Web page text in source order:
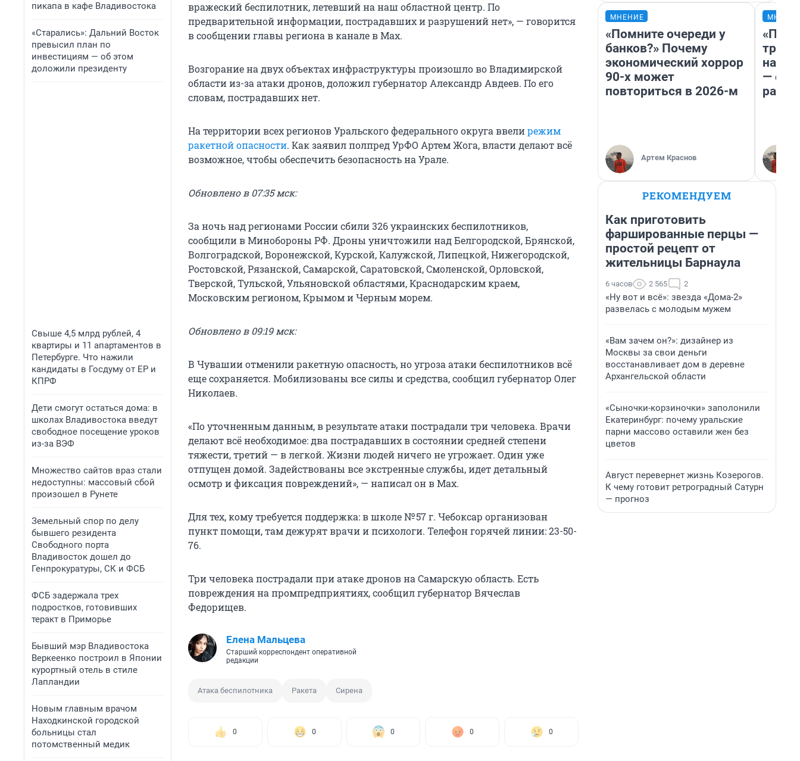
пикапа в кафе Владивостока
«Старались»: Дальний Восток
превысил план по
инвестициям — об этом
доложили президенту
Свыше 4,5 млрд рублей, 4
квартиры и 11 апартаментов в
Петербурге. Что нажили
кандидаты в Госдуму от ЕР и
КПРФ
Дети смогут остаться дома: в
школах Владивостока введут
свободное посещение уроков
из-за ВЭФ
Множество сайтов враз стали
недоступны: массовый сбой
произошел в Рунете
Земельный спор по делу
бывшего резидента
Свободного порта
Владивосток дошел до
Генпрокуратуры, СК и ФСБ
ФСБ задержала трех
подростков, готовивших
теракт в Приморье
Бывший мэр Владивостока
Веркеенко построил в Японии
курортный отель в стиле
Лапландии
Новым главным врачом
Находкинской городской
больницы стал
потомственный медик
вражеский беспилотник, летевший на наш областной центр. По
предварительной информации, пострадавших и разрушений нет», — говорится
в сообщении главы региона в канале в Max.
Возгорание на двух объектах инфраструктуры произошло во Владимирской
области из-за атаки дронов, доложил губернатор Александр Авдеев. По его
словам, пострадавших нет.
На территории всех регионов Уральского федерального округа ввелирежим
ракетной опасности. Как заявил полпред УрФО Артем Жога, власти делают всё
возможное, чтобы обеспечить безопасность на Урале.
Обновлено в 07:35 мск:
За ночь над регионами России сбили 326 украинских беспилотников,
сообщили в Минобороны РФ. Дроны уничтожили над Белгородской, Брянской,
Волгоградской, Воронежской, Курской, Калужской, Липецкой, Нижегородской,
Ростовской, Рязанской, Самарской, Саратовской, Смоленской, Орловской,
Тверской, Тульской, Ульяновской областями, Краснодарским краем,
Московским регионом, Крымом и Черным морем.
Обновлено в 09:19 мск:
В Чувашии отменили ракетную опасность, но угроза атаки беспилотников всё
еще сохраняется. Мобилизованы все силы и средства, сообщил губернатор Олег
Николаев.
«По уточненным данным, в результате атаки пострадали три человека. Врачи
делают всё необходимое: два пострадавших в состоянии средней степени
тяжести, третий — в легкой. Жизни людей ничего не угрожает. Один уже
отпущен домой. Задействованы все экстренные службы, идет детальный
осмотр и фиксация повреждений», — написал он в Max.
Для тех, кому требуется поддержка: в школе № 57 г. Чебоксар организован
пункт помощи, там дежурят врачи и психологи. Телефон горячей линии: 23-50-
76.
Три человека пострадали при атаке дронов на Самарскую область. Есть
повреждения на промпредприятиях, сообщил губернатор Вячеслав
Федорищев.
Елена Мальцева
Старший корреспондент оперативной
редакции
Атака беспилотника Ракета Сирена
0 0 0 0 0
МНЕНИЕ
«Помните очереди у
банков?» Почему
экономический хоррор
90-х может
повториться в 2026-м
Артем Краснов
на
— об
РЕКОМЕНДУЕМ
Как приготовить
фаршированные перцы —
простой рецепт от
жительницы Барнаула
6 часов 2 565 2
«Ну вот и всё»: звезда «Дома-2»
развелась с молодым мужем
«Вам зачем он?»: дизайнер из
Москвы за свои деньги
восстанавливает дом в деревне
Архангельской области
«Сыночки-корзиночки» заполонили
Екатеринбург: почему уральские
парни массово оставили жен без
цветов
Август перевернет жизнь Козерогов.
К чему готовит ретроградный Сатурн
— прогноз